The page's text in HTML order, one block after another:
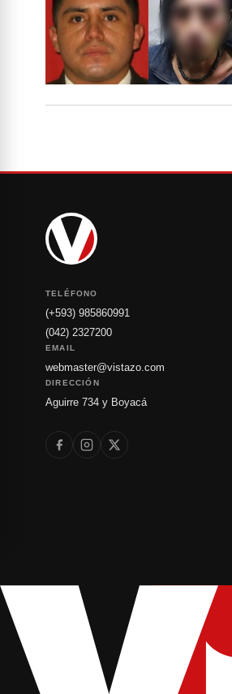
TELÉFONO
(+593) 985860991
(042) 2327200
EMAIL
webmaster@vistazo.com
DIRECCIÓN
Aguirre 734 y Boyacá